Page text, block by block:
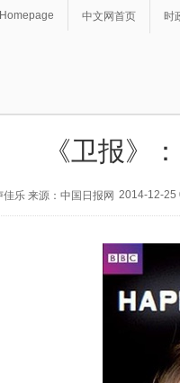
中文网首页 时
《卫报》
乐 来源：中国日报网 2014-12-25